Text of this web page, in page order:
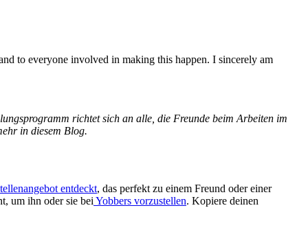
to everyone involved in making this happen. I sincerely am
richtet sich an alle, die Freunde beim Arbeiten im
in diesem Blog.
entdeckt, das perfekt zu einem Freund oder einer
um ihn oder sie beiYobbers vorzustellen. Kopiere deinen